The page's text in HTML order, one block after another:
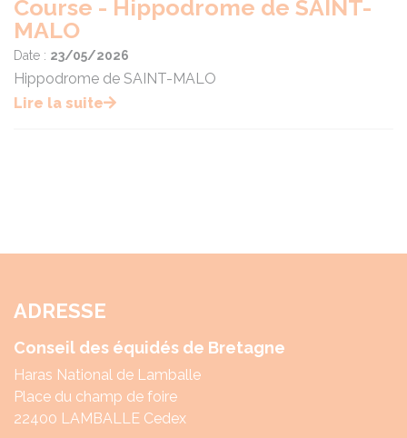
Course - Hippodrome de SAINT-
MALO
Date : 23/05/2026
Hippodrome de SAINT-MALO
Lire la suite
ADRESSE
Conseil des équidés de Bretagne
Haras National de Lamballe
Place du champ de foire
22400 LAMBALLE Cedex